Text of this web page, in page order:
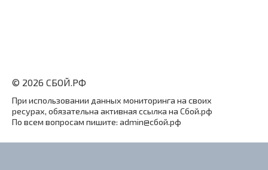
© 2026 СБОЙ.РФ
При использовании данных мониторинга на своих
ресурах, обязательна активная ссылка на Сбой.рф
По всем вопросам пишите: admin@сбой.рф